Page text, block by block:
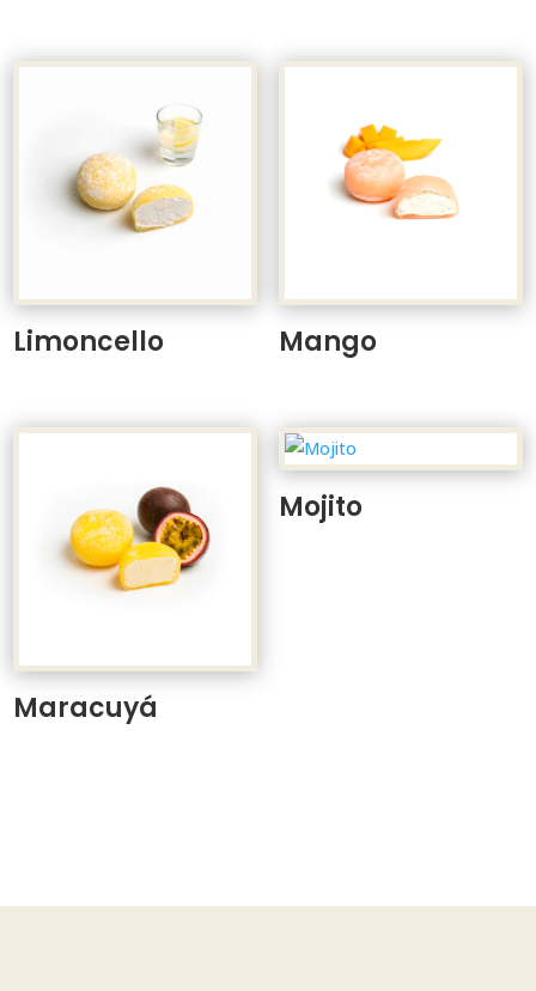
Limoncello Mango
Maracuyá
Mojito